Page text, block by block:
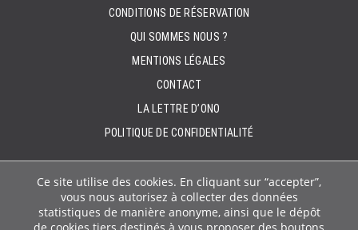
CONDITIONS DE RÉSERVATION
QUI SOMMES NOUS ?
MENTIONS LÉGALES
CONTACT
LA LETTRE D’ONO
POLITIQUE DE CONFIDENTIALITÉ
Ce site utilise des cookies. En cliquant sur “accepter”,
vous nous autorisez à collecter des données
statistiques de manière anonyme, ainsi que le dépôt